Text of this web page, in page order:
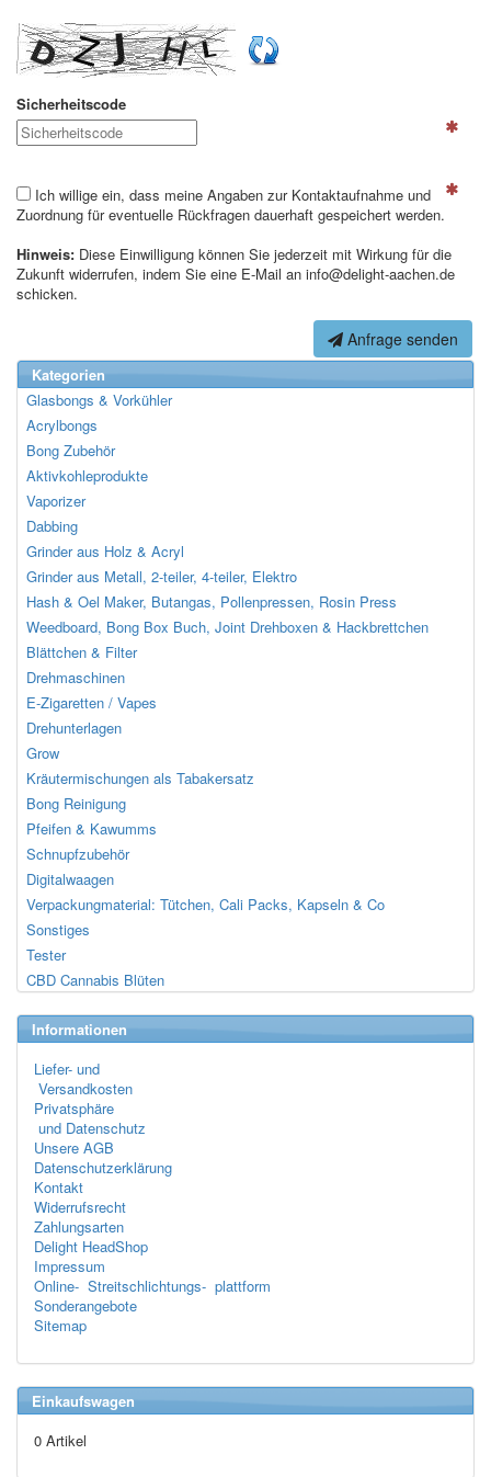
Sicherheitscode
Ich willige ein, dass meine Angaben zur Kontaktaufnahme und
Zuordnung für eventuelle Rückfragen dauerhaft gespeichert werden.
Hinweis: Diese Einwilligung können Sie jederzeit mit Wirkung für die
Zukunft widerrufen, indem Sie eine E-Mail an info@delight-aachen.de
schicken.
Anfrage senden
Kategorien
Glasbongs & Vorkühler
Acrylbongs
Bong Zubehör
Aktivkohleprodukte
Vaporizer
Dabbing
Grinder aus Holz & Acryl
Grinder aus Metall, 2-teiler, 4-teiler, Elektro
Hash & Oel Maker, Butangas, Pollenpressen, Rosin Press
Weedboard, Bong Box Buch, Joint Drehboxen & Hackbrettchen
Blättchen & Filter
Drehmaschinen
E-Zigaretten / Vapes
Drehunterlagen
Grow
Kräutermischungen als Tabakersatz
Bong Reinigung
Pfeifen & Kawumms
Schnupfzubehör
Digitalwaagen
Verpackungmaterial: Tütchen, Cali Packs, Kapseln & Co
Sonstiges
Tester
CBD Cannabis Blüten
Informationen
Liefer- und
Versandkosten
Privatsphäre
und Datenschutz
Unsere AGB
Datenschutzerklärung
Kontakt
Widerrufsrecht
Zahlungsarten
Delight HeadShop
Impressum
Online- Streitschlichtungs- plattform
Sonderangebote
Sitemap
Einkaufswagen
0 Artikel